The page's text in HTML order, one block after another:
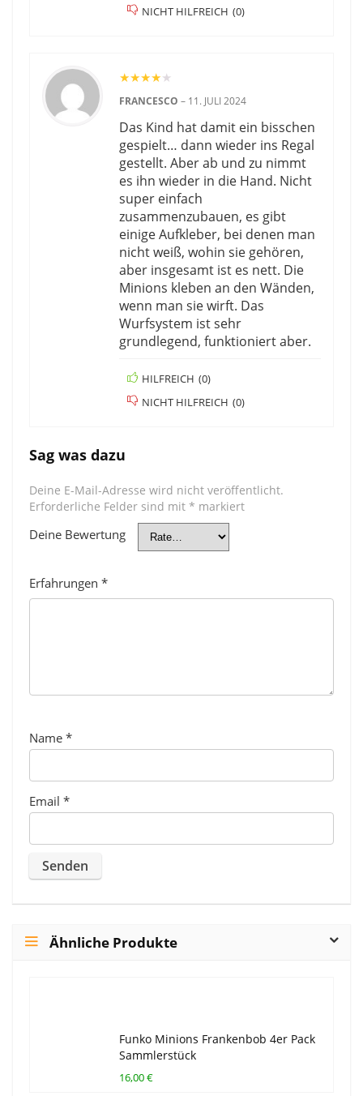
NICHT HILFREICH (0)
★★★★★
FRANCESCO – 11. JULI 2024
Das Kind hat damit ein bisschen
gespielt… dann wieder ins Regal
gestellt. Aber ab und zu nimmt
es ihn wieder in die Hand. Nicht
super einfach
zusammenzubauen, es gibt
einige Aufkleber, bei denen man
nicht weiß, wohin sie gehören,
aber insgesamt ist es nett. Die
Minions kleben an den Wänden,
wenn man sie wirft. Das
Wurfsystem ist sehr
grundlegend, funktioniert aber.
HILFREICH (0)
NICHT HILFREICH (0)
Sag was dazu
Deine E-Mail-Adresse wird nicht veröffentlicht.
Erforderliche Felder sind mit * markiert
Deine Bewertung
Erfahrungen *
Name *
Email *
Ähnliche Produkte
Funko Minions Frankenbob 4er Pack
Sammlerstück
16,00 €